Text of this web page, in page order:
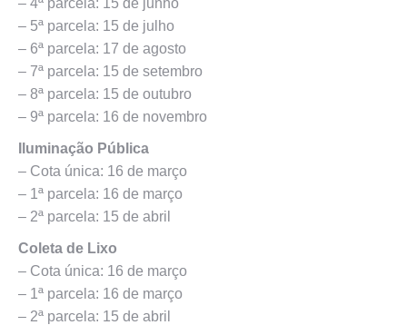
– 4ª parcela: 15 de junho
– 5ª parcela: 15 de julho
– 6ª parcela: 17 de agosto
– 7ª parcela: 15 de setembro
– 8ª parcela: 15 de outubro
– 9ª parcela: 16 de novembro
Iluminação Pública
– Cota única: 16 de março
– 1ª parcela: 16 de março
– 2ª parcela: 15 de abril
Coleta de Lixo
– Cota única: 16 de março
– 1ª parcela: 16 de março
– 2ª parcela: 15 de abril